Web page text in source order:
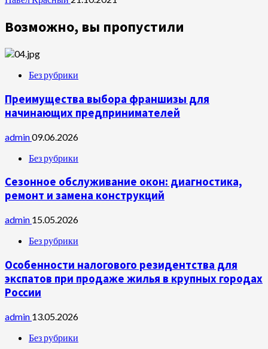
Возможно, вы пропустили
Без рубрики
Преимущества выбора франшизы для
начинающих предпринимателей
admin09.06.2026
Без рубрики
Сезонное обслуживание окон: диагностика,
ремонт и замена конструкций
admin 15.05.2026
Без рубрики
Особенности налогового резидентства для
экспатов при продаже жилья в крупных городах
России
admin 13.05.2026
Без рубрики